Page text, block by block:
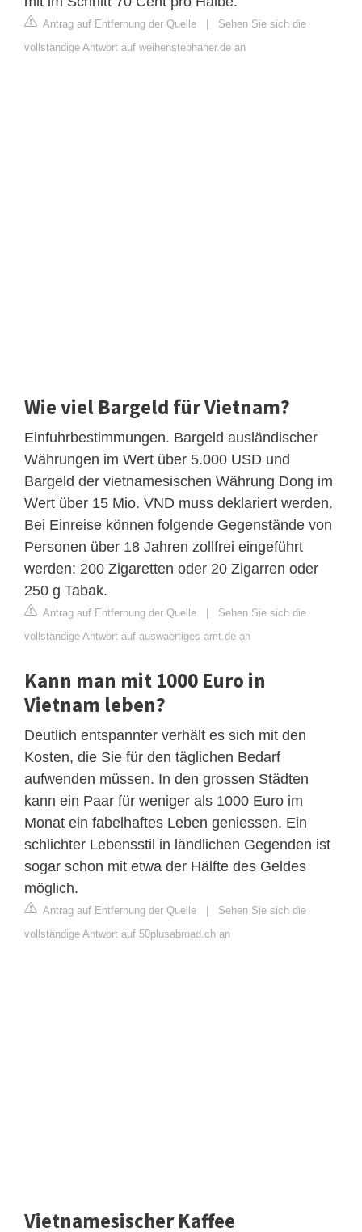
Antrag auf Entfernung der Quelle
Sehen Sie sich die
vollständige Antwort auf weihenstephaner.de an
Wie viel Bargeld für Vietnam?
Einfuhrbestimmungen. Bargeld ausländischer
Währungen im Wert über 5.000 USD und
Bargeld der vietnamesischen Währung Dong im
Wert über 15 Mio. VND muss deklariert werden.
Bei Einreise können folgende Gegenstände von
Personen über 18 Jahren zollfrei eingeführt
werden: 200 Zigaretten oder 20 Zigarren oder
250 g Tabak.
Antrag auf Entfernung der Quelle
Sehen Sie sich die
vollständige Antwort auf auswaertiges-amt.de an
Kann man mit 1000 Euro in
Vietnam leben?
Deutlich entspannter verhält es sich mit den
Kosten, die Sie für den täglichen Bedarf
aufwenden müssen. In den grossen Städten
kann ein Paar für weniger als 1000 Euro im
Monat ein fabelhaftes Leben geniessen. Ein
schlichter Lebensstil in ländlichen Gegenden ist
sogar schon mit etwa der Hälfte des Geldes
möglich.
Antrag auf Entfernung der Quelle
Sehen Sie sich die
vollständige Antwort auf 50plusabroad.ch an
Vietnamesischer Kaffee